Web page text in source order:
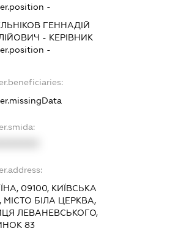
-
ГЕННАДІЙ
- КЕРІВНИК
-
09100, КИЇВСЬКА
МІСТО БІЛА ЦЕРКВА,
ЛЕВАНЕВСЬКОГО,
83